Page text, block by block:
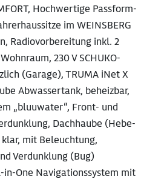
Hochwertige Passform-
im WEINSBERG
Radiovorbereitung inkl. 2
230 V SCHUKO-
(Garage), TRUMA iNet X
Abwassertank, beheizbar,
„bluuwater“, Front- und
Dachhaube (Hebe-
mit Beleuchtung,
Verdunklung (Bug)
One Navigationssystem mit